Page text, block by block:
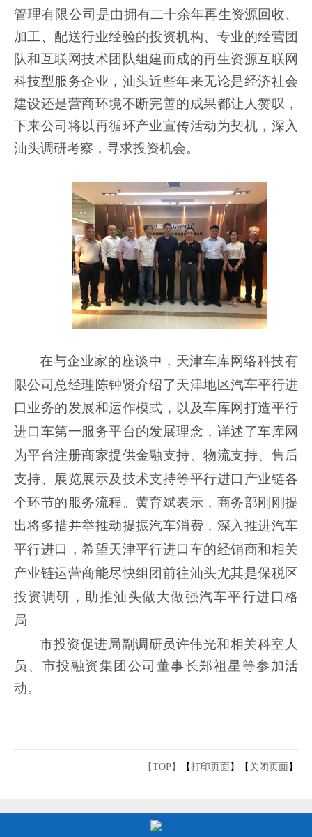
管理有限公司 是由拥有二十余年再生资源回收、
加工、配送行业经验的投资机构、专业的经营团
队和互联网技术团队组建而成的再生资源互联网
科技型服务企业，汕头近些年来无论是经济社会
建设还是营商环境不断完善的成果都让人赞叹，
下来公司将以再循环产业宣传活动为契机，深入
汕头调研考察，寻求投资机会。
在与企业家的座谈中，天津车库网络科技有
限公司总经理陈钟贤介绍了天津地区汽车平行进
口业务的发展和运作模式，以及车库网打造平行
进口车第一服务平台的发展理念，详述了车库网
为平台注册商家提供金融支持、物流支持、售后
支持、展览展示及技术支持等平行进口产业链各
个环节的服务流程。黄育斌表示，商务部刚刚提
出将多措并举推动提振汽车消费，深入推进汽车
平行进口，希望天津平行进口车的经销商和相关
产业链运营商能尽快组团前往汕头尤其是保税区
投资调研，助推汕头做大做强汽车平行进口格
局。
市投资促进局副调研员许伟光和相关科室人
员、市投融资集团公司董事长郑祖星等参加活
动。
【TOP】 【打印页面 】【 关闭页面 】